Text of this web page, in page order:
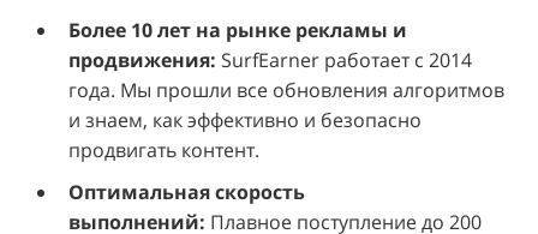
Более 10 лет на рынке рекламы и
продвижения: SurfEarner работает с 2014
года. Мы прошли все обновления алгоритмов
и знаем, как эффективно и безопасно
продвигать контент.
Оптимальная скорость
выполнений: Плавное поступление до 200